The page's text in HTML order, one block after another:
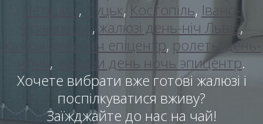
Нетішин , Луцьк, Костопіль, Івано-
, жалюзі день-ніч Львів,
жалюзі день-ніч епіцентр, ролеты день-
, жалюзи день ночь эпицентр.
Хочете вибрати вже готові жалюзі і
поспілкуватися вживу?
Заїжджайте до нас на чай!